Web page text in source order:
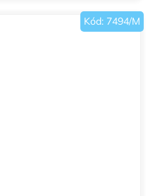
Kód: 7494/M